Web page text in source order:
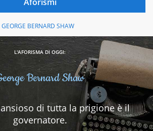
GEORGE BERNARD SHAW
L'AFORISMA DI OGGI:
Bernard Shaw
ansioso di tutta la prigione è il
governatore.